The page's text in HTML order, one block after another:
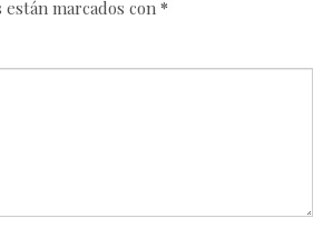
marcados con *